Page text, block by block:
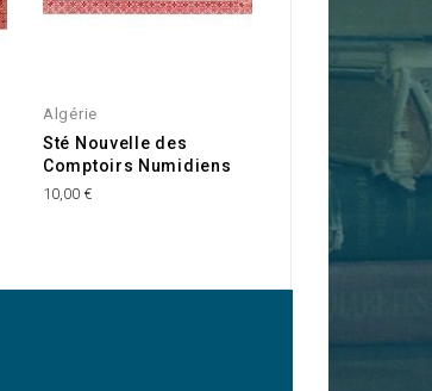
Algérie
Sté Nouvelle des
Comptoirs Numidiens
10,00 €
Grandes
Nemours